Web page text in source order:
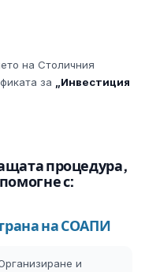
на Столичния
за
„Инвестиция
процедура,
с:
на СОАПИ
и